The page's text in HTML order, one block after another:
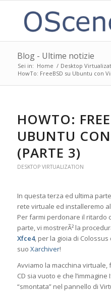
Blog - Ultime notizie
Sei in: Home / Desktop
HowTo: FreeBSD su Ubuntu con
HOWTO:
UBUNTU
(PARTE 3)
DESKTOP VIRTUALIZATION
In questa terza ed ultima
rete virtuale ed installeremo
Per farmi perdonare il ritardo
parte, vi mostrerÃ² la
Xfce4, per la gioia di
suo Xarchiver!
Avviamo la macchina
CD sia vuoto e che l’immagine
“smontata” nel pannello di